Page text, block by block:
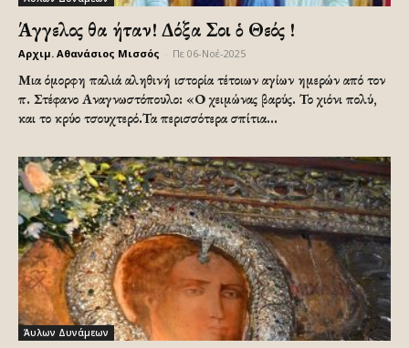
Άγγελος θα ήταν! Δόξα Σοι ὁ Θεός !
Αρχιμ. Αθανάσιος Μισσός Πε 06-Νοέ-2025
Μια όμορφη παλιά αληθινή ιστορία τέτοιων αγίων ημερών από τον
π. Στέφανο Αναγνωστόπουλο: «Ο χειμώνας βαρύς. Το χιόνι πολύ,
και το κρύο τσουχτερό.Τα περισσότερα σπίτια...
Άυλων Δυνάμεων